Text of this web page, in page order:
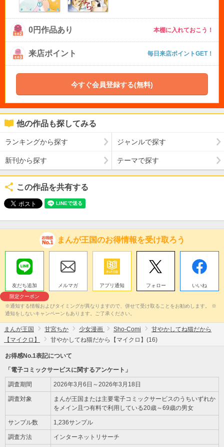
0円作品あり 本棚に入れておこう！
来店ポイント 毎日来店ポイントGET！
今すぐ会員登録する(無料)
他の作品も探してみる
ランキングから探す ジャンルで探す
新刊から探す テーマで探す
この作品を共有する
まんが王国のお得情報を受け取ろう
友だち追加
限定クーポン
メルマガ アプリ通知 フォロー いいね
※通知する情報およびタイミングが異なりますので、併せて受け取ることをお勧めします。 ※
通知をしないキャンペーンもあります。ご了承ください。
まんが王国 甘宮ちか 少女漫画 Sho-Comi
甘やかしてね猫だから
【マイクロ】
甘やかしてね猫だから【マイクロ】(16)
お得感No.1表記について
「電子コミックサービスに関するアンケート」
調査期間 2026年3月6日～2026年3月18日
調査対象
まんが王国または主要電子コミックサービスのうちいずれか
をメイン且つ有料で利用している20歳～69歳の男女
サンプル数 1,236サンプル
調査方法 インターネットリサーチ